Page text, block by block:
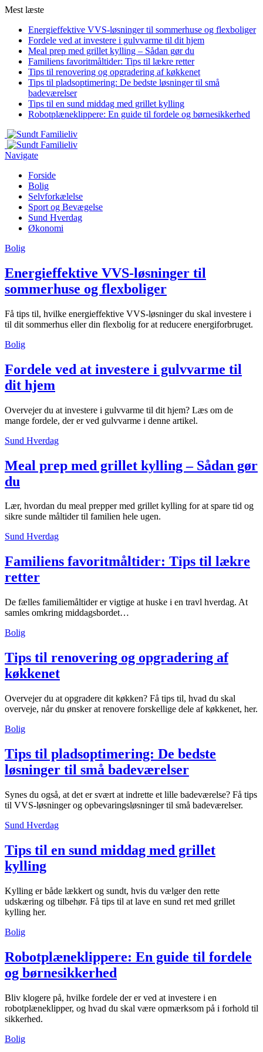
Mest læste
Energieffektive VVS-løsninger til sommerhuse og flexboliger
Fordele ved at investere i gulvvarme til dit hjem
Meal prep med grillet kylling – Sådan gør du
Familiens favoritmåltider: Tips til lækre retter
Tips til renovering og opgradering af køkkenet
Tips til pladsoptimering: De bedste løsninger til små
badeværelser
Tips til en sund middag med grillet kylling
Robotplæneklippere: En guide til fordele og børnesikkerhed
Navigate
Forside
Bolig
Selvforkælelse
Sport og Bevægelse
Sund Hverdag
Økonomi
Bolig
Energieffektive VVS-løsninger til
sommerhuse og flexboliger
Få tips til, hvilke energieffektive VVS-løsninger du skal investere i
til dit sommerhus eller din flexbolig for at reducere energiforbruget.
Bolig
Fordele ved at investere i gulvvarme til
dit hjem
Overvejer du at investere i gulvvarme til dit hjem? Læs om de
mange fordele, der er ved gulvvarme i denne artikel.
Sund Hverdag
Meal prep med grillet kylling – Sådan gør
du
Lær, hvordan du meal prepper med grillet kylling for at spare tid og
sikre sunde måltider til familien hele ugen.
Sund Hverdag
Familiens favoritmåltider: Tips til lækre
retter
De fælles familiemåltider er vigtige at huske i en travl hverdag. At
samles omkring middagsbordet…
Bolig
Tips til renovering og opgradering af
køkkenet
Overvejer du at opgradere dit køkken? Få tips til, hvad du skal
overveje, når du ønsker at renovere forskellige dele af køkkenet, her.
Bolig
Tips til pladsoptimering: De bedste
løsninger til små badeværelser
Synes du også, at det er svært at indrette et lille badeværelse? Få tips
til VVS-løsninger og opbevaringsløsninger til små badeværelser.
Sund Hverdag
Tips til en sund middag med grillet
kylling
Kylling er både lækkert og sundt, hvis du vælger den rette
udskæring og tilbehør. Få tips til at lave en sund ret med grillet
kylling her.
Bolig
Robotplæneklippere: En guide til fordele
og børnesikkerhed
Bliv klogere på, hvilke fordele der er ved at investere i en
robotplæneklipper, og hvad du skal være opmærksom på i forhold til
sikkerhed.
Bolig